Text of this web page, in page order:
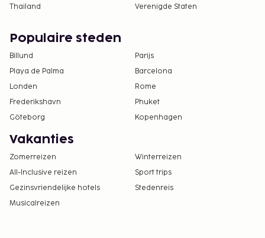
Thailand
Verenigde Staten
Populaire steden
Billund
Parijs
Playa de Palma
Barcelona
Londen
Rome
Frederikshavn
Phuket
Göteborg
Kopenhagen
Vakanties
Zomerreizen
Winterreizen
All-Inclusive reizen
Sport trips
Gezinsvriendelijke hotels
Stedenreis
Musicalreizen